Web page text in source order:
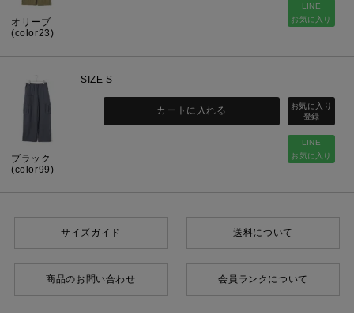
オリーブ
(color23)
LINE
お気に入り
ブラック
(color99)
SIZE S
LINE
お気に入り
カートに入れる
サイズガイド 送料について
商品のお問い合わせ 会員ランクについて